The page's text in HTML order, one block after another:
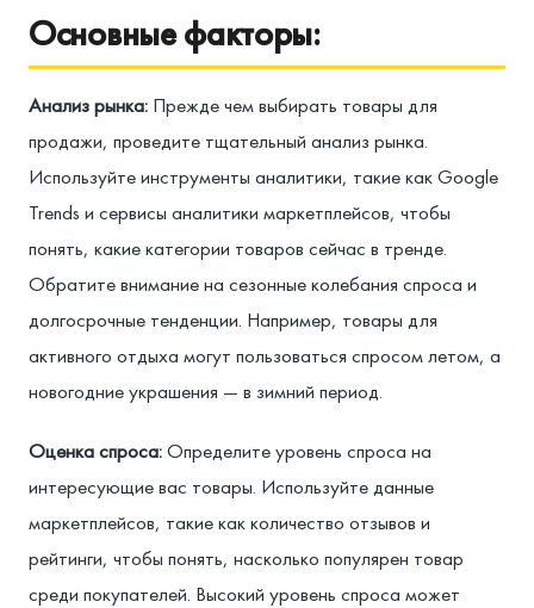
Основные факторы:
Анализ рынка: Прежде чем выбирать товары для
продажи, проведите тщательный анализ рынка.
Используйте инструменты аналитики, такие как Google
Trends и сервисы аналитики маркетплейсов, чтобы
понять, какие категории товаров сейчас в тренде.
Обратите внимание на сезонные колебания спроса и
долгосрочные тенденции. Например, товары для
активного отдыха могут пользоваться спросом летом, а
новогодние украшения — в зимний период.
Оценка спроса:Определите уровень спроса на
интересующие вас товары. Используйте данные
маркетплейсов, такие как количество отзывов и
рейтинги, чтобы понять, насколько популярен товар
среди покупателей. Высокий уровень спроса может